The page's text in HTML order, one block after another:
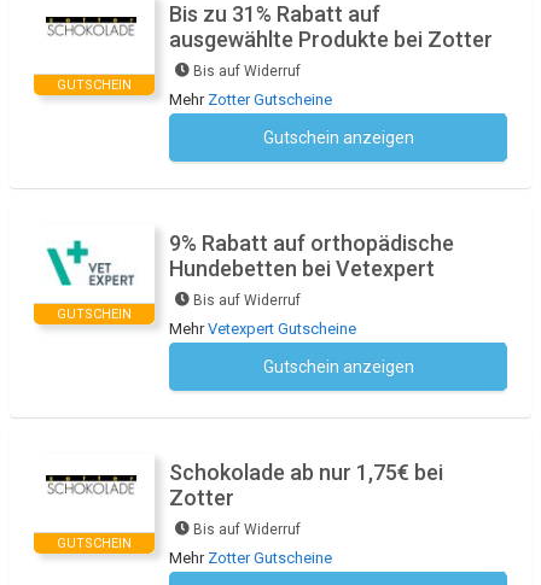
GUTSCHEIN
Bis zu 31% Rabatt auf
ausgewählte Produkte bei Zotter
Bis auf Widerruf
Mehr Zotter Gutscheine
Gutschein anzeigen
GUTSCHEIN
9% Rabatt auf orthopädische
Hundebetten bei Vetexpert
Bis auf Widerruf
MehrVetexpert Gutscheine
Gutschein anzeigen
GUTSCHEIN
Schokolade ab nur 1,75€ bei
Zotter
Bis auf Widerruf
Mehr Zotter Gutscheine